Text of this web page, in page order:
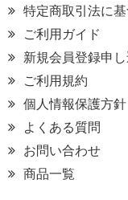
特定商取引法に
ご利用ガイド
新規会員登録申
ご利用規約
個人情報保護方針
よくある質問
お問い合わせ
商品一覧